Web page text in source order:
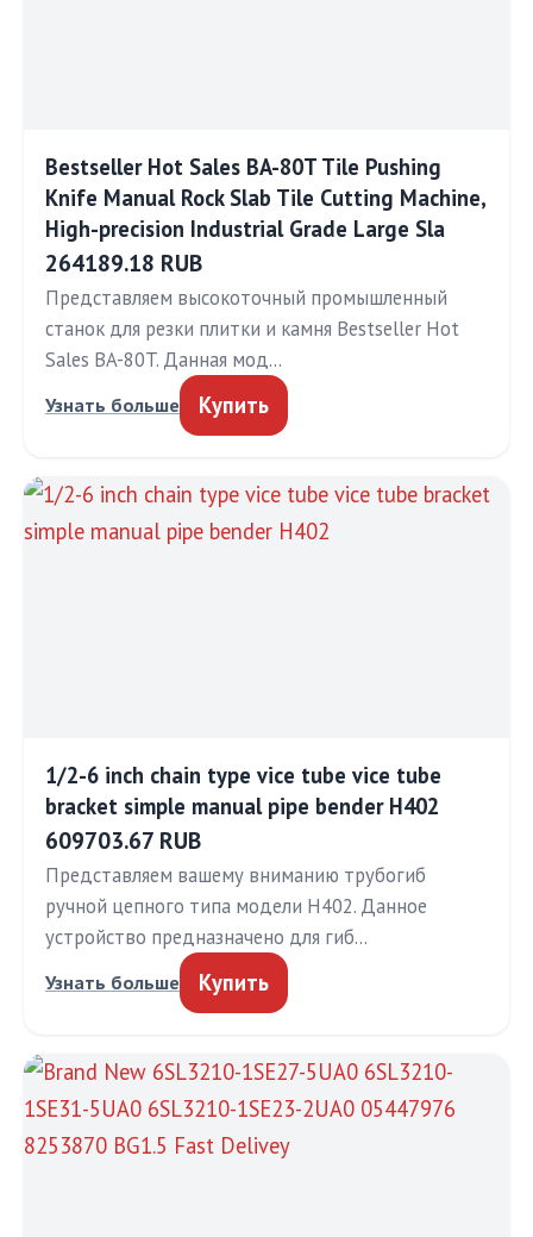
Bestseller Hot Sales BA-80T Tile Pushing
Knife Manual Rock Slab Tile Cutting Machine,
High-precision Industrial Grade Large Sla
264189.18 RUB
Представляем высокоточный промышленный
станок для резки плитки и камня Bestseller Hot
Sales BA-80T. Данная мод…
Узнать больше Купить
1/2-6 inch chain type vice tube vice tube
bracket simple manual pipe bender H402
609703.67 RUB
Представляем вашему вниманию трубогиб
ручной цепного типа модели H402. Данное
устройство предназначено для гиб…
Узнать больше Купить